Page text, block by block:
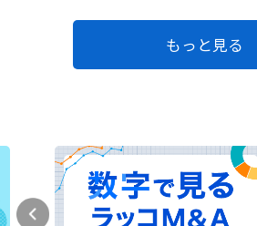
もっと見る